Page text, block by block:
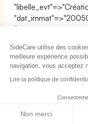
SideCare utilise des
meilleure expérience
navigation, vous acceptez
Lire la politique de
Non merci